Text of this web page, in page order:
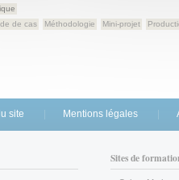
de cas Méthodologie Mini-projet
site Mentions légales
Sites de